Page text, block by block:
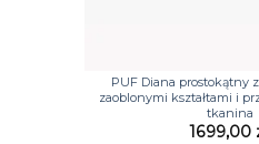
PUF Diana prostokątny
zaoblonymi kształtami i
tkanina
1699,00